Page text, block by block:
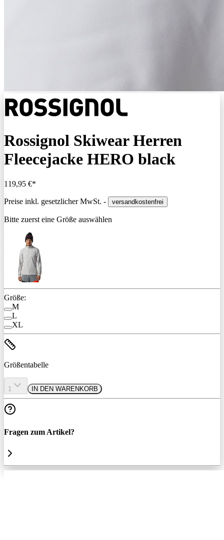
Rossignol Skiwear Herren
Fleecejacke HERO black
119,95 €*
Preise inkl. gesetzlicher MwSt. - versandkostenfrei
Bitte zuerst eine Größe auswählen
Größe:
M
L
XL
Größentabelle
1 IN DEN WARENKORB
Fragen zum Artikel?